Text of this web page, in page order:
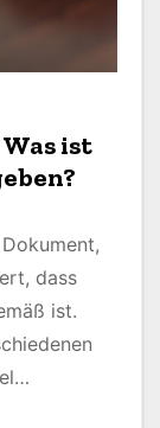
ist
dass
ist.